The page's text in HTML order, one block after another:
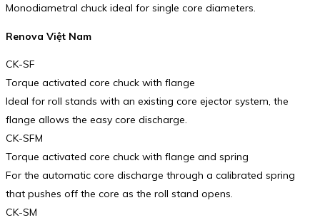
Monodiametral chuck ideal for single core diameters.
Renova Việt Nam
CK-SF
Torque activated core chuck with flange
Ideal for roll stands with an existing core ejector system, the
flange allows the easy core discharge.
CK-SFM
Torque activated core chuck with flange and spring
For the automatic core discharge through a calibrated spring
that pushes off the core as the roll stand opens.
CK-SM